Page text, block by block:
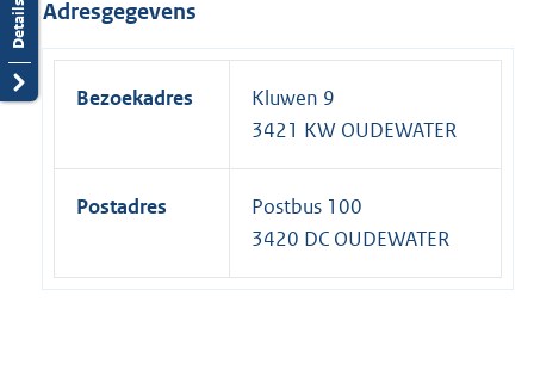
Adresgegevens
Bezoekadres
Kluwen 9
3421 KW OUDEWATER
Postadres
Postbus 100
3420 DC OUDEWATER